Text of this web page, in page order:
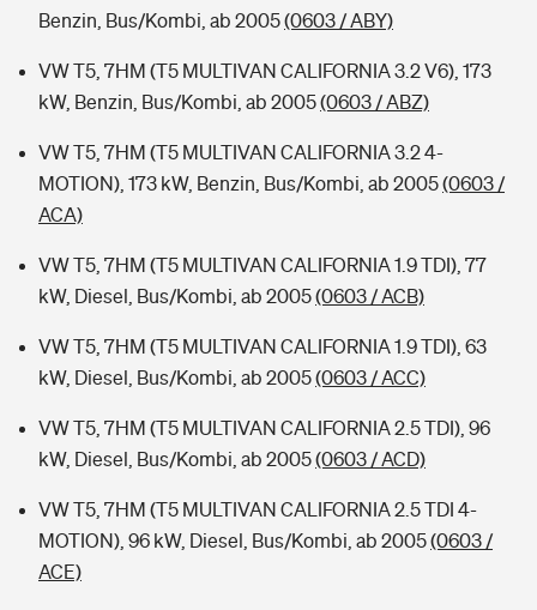
Benzin, Bus/Kombi, ab 2005(0603 / ABY)
VW T5, 7HM (T5 MULTIVAN CALIFORNIA 3.2 V6), 173
kW, Benzin, Bus/Kombi, ab 2005(0603 / ABZ)
VW T5, 7HM (T5 MULTIVAN CALIFORNIA 3.2 4-
MOTION), 173 kW, Benzin, Bus/Kombi, ab 2005(0603 /
ACA)
VW T5, 7HM (T5 MULTIVAN CALIFORNIA 1.9 TDI), 77
kW, Diesel, Bus/Kombi, ab 2005(0603 / ACB)
VW T5, 7HM (T5 MULTIVAN CALIFORNIA 1.9 TDI), 63
kW, Diesel, Bus/Kombi, ab 2005(0603 / ACC)
VW T5, 7HM (T5 MULTIVAN CALIFORNIA 2.5 TDI), 96
kW, Diesel, Bus/Kombi, ab 2005(0603 / ACD)
VW T5, 7HM (T5 MULTIVAN CALIFORNIA 2.5 TDI 4-
MOTION), 96 kW, Diesel, Bus/Kombi, ab 2005(0603 /
ACE)